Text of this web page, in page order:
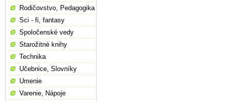
Rodičovstvo, Pedagogika
Sci - fi, fantasy
Spoločenské vedy
Starožitné knihy
Technika
Učebnice, Slovníky
Umenie
Varenie, Nápoje